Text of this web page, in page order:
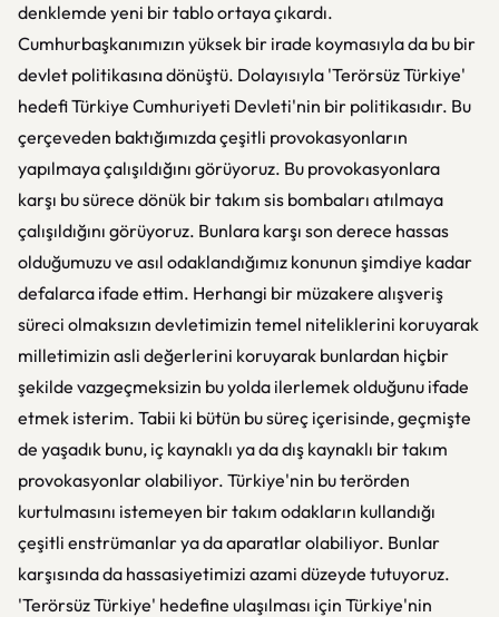
denklemde yeni bir tablo ortaya çıkardı.
Cumhurbaşkanımızın yüksek bir irade koymasıyla da bu bir
devlet politikasına dönüştü. Dolayısıyla 'Terörsüz Türkiye'
hedefi Türkiye Cumhuriyeti Devleti'nin bir politikasıdır. Bu
çerçeveden baktığımızda çeşitli provokasyonların
yapılmaya çalışıldığını görüyoruz. Bu provokasyonlara
karşı bu sürece dönük bir takım sis bombaları atılmaya
çalışıldığını görüyoruz. Bunlara karşı son derece hassas
olduğumuzu ve asıl odaklandığımız konunun şimdiye kadar
defalarca ifade ettim. Herhangi bir müzakere alışveriş
süreci olmaksızın devletimizin temel niteliklerini koruyarak
milletimizin asli değerlerini koruyarak bunlardan hiçbir
şekilde vazgeçmeksizin bu yolda ilerlemek olduğunu ifade
etmek isterim. Tabii ki bütün bu süreç içerisinde, geçmişte
de yaşadık bunu, iç kaynaklı ya da dış kaynaklı bir takım
provokasyonlar olabiliyor. Türkiye'nin bu terörden
kurtulmasını istemeyen bir takım odakların kullandığı
çeşitli enstrümanlar ya da aparatlar olabiliyor. Bunlar
karşısında da hassasiyetimizi azami düzeyde tutuyoruz.
'Terörsüz Türkiye' hedefine ulaşılması için Türkiye'nin